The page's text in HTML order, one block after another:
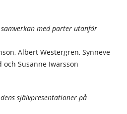
med parter utanför
Albert Westergren, Synneve
och Susanne Iwarsson
självpresentationer på